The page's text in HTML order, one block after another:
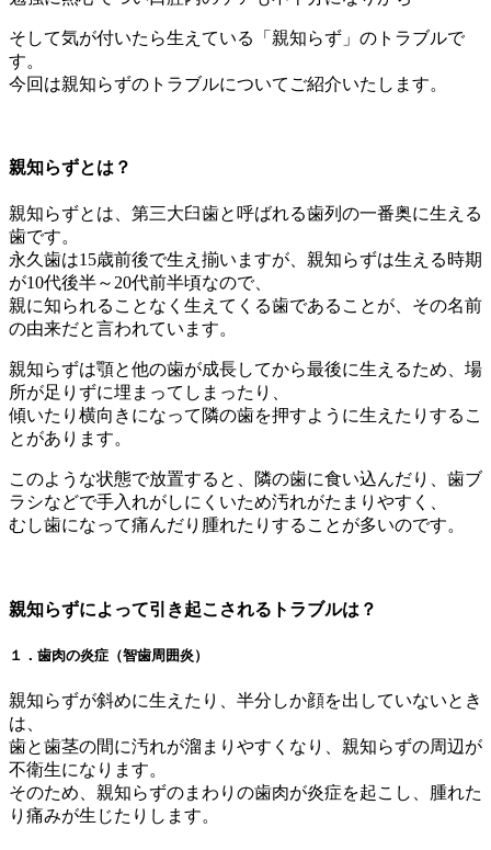
そして気が付いたら生えている「親知らず」のトラブルで
す。
今回は親知らずのトラブルについてご紹介いたします。
親知らずとは？
親知らずとは、第三大臼歯と呼ばれる歯列の一番奥に生える
歯です。
永久歯は15歳前後で生え揃いますが、親知らずは生える時期
が10代後半～20代前半頃なので、
親に知られることなく生えてくる歯であることが、その名前
の由来だと言われています。
親知らずは顎と他の歯が成長してから最後に生えるため、場
所が足りずに埋まってしまったり、
傾いたり横向きになって隣の歯を押すように生えたりするこ
とがあります。
このような状態で放置すると、隣の歯に食い込んだり、歯ブ
ラシなどで手入れがしにくいため汚れがたまりやすく、
むし歯になって痛んだり腫れたりすることが多いのです。
親知らずによって引き起こされるトラブルは？
１．歯肉の炎症（智歯周囲炎）
親知らずが斜めに生えたり、半分しか顔を出していないとき
は、
歯と歯茎の間に汚れが溜まりやすくなり、親知らずの周辺が
不衛生になります。
そのため、親知らずのまわりの歯肉が炎症を起こし、腫れた
り痛みが生じたりします。